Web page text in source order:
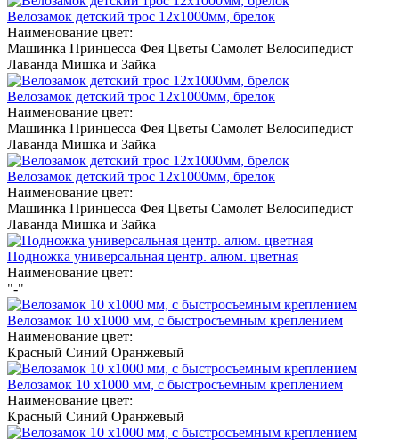
Велозамок детский трос 12х1000мм, брелок
Наименование цвет:
Машинка Принцесса Фея Цветы Самолет Велосипедист
Лаванда Мишка и Зайка
Велозамок детский трос 12х1000мм, брелок
Наименование цвет:
Машинка Принцесса Фея Цветы Самолет Велосипедист
Лаванда Мишка и Зайка
Велозамок детский трос 12х1000мм, брелок
Наименование цвет:
Машинка Принцесса Фея Цветы Самолет Велосипедист
Лаванда Мишка и Зайка
Подножка универсальная центр. алюм. цветная
Наименование цвет:
"-"
Велозамок 10 х1000 мм, с быстросъемным креплением
Наименование цвет:
Красный Синий Оранжевый
Велозамок 10 х1000 мм, с быстросъемным креплением
Наименование цвет:
Красный Синий Оранжевый